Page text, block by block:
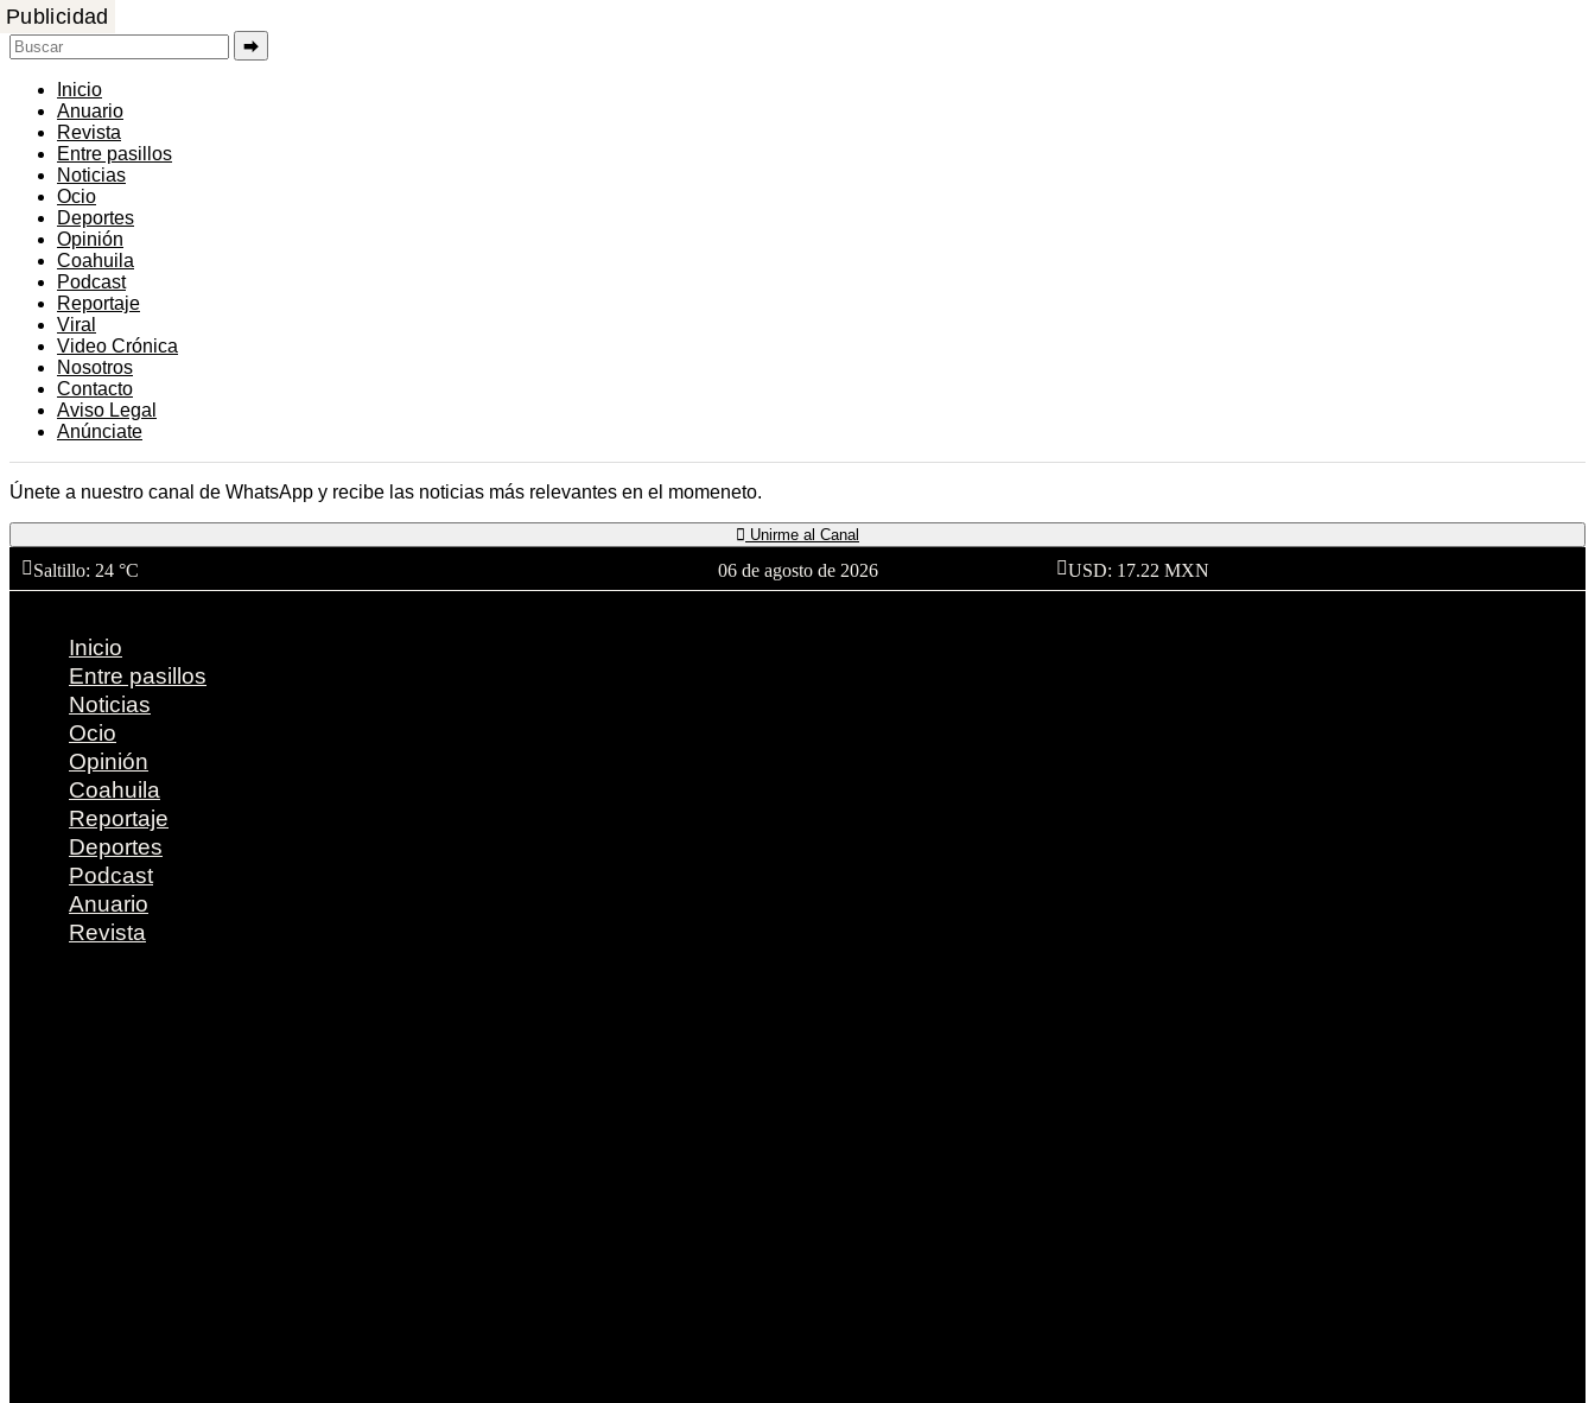
⮕
Inicio
Anuario
Revista
Entre pasillos
Noticias
Ocio
Deportes
Opinión
Coahuila
Podcast
Reportaje
Viral
Video Crónica
Nosotros
Contacto
Aviso Legal
Anúnciate
Únete a nuestro canal de WhatsApp y recibe las noticias más relevantes en el momeneto.
Unirme al Canal
Saltillo: 24 °C 06 de agosto de 2026 USD: 17.22 MXN
Inicio
Entre pasillos
Noticias
Ocio
Opinión
Coahuila
Reportaje
Deportes
Podcast
Anuario
Revista
Publicidad